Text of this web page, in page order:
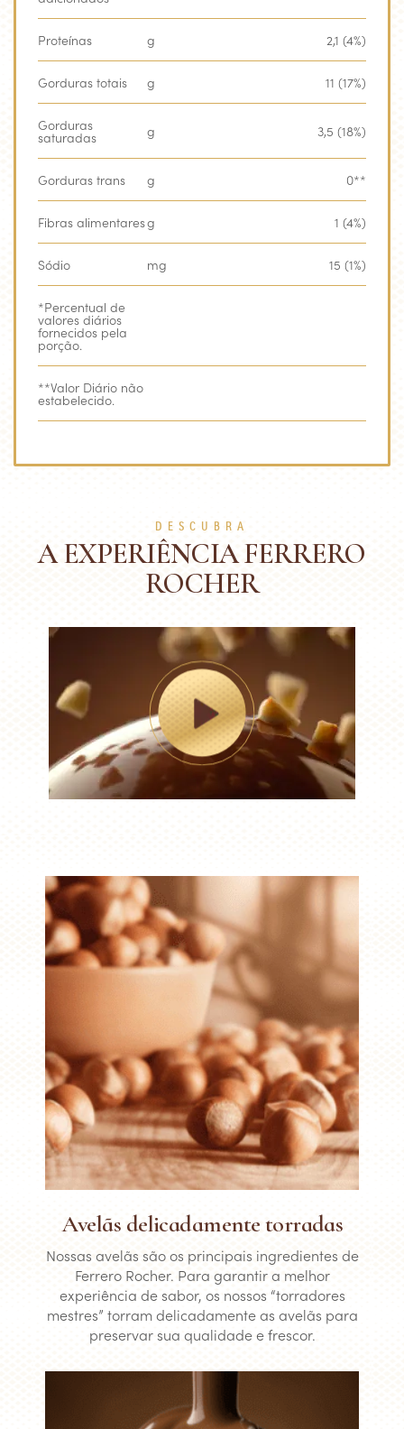
Proteínas g 2,1 (4%)
Gorduras totais g 11 (17%)
Gorduras
saturadas g 3,5 (18%)
Gorduras trans g 0**
Fibras alimentaresg 1 (4%)
Sódio mg 15 (1%)
*Percentual de
valores diários
fornecidos pela
porção.
**Valor Diário não
estabelecido.
DESCUBRA
A EXPERIÊNCIA FERRERO
ROCHER
Avelãs delicadamente torradas
Nossas avelãs são os principais ingredientes de
Ferrero Rocher. Para garantir a melhor
experiência de sabor, os nossos “torradores
mestres” torram delicadamente as avelãs para
preservar sua qualidade e frescor.